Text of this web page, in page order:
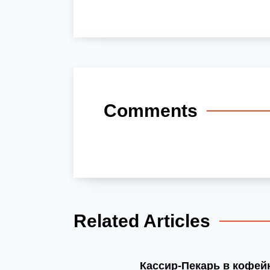
Comments
Related Articles
Кассир-Пекарь в